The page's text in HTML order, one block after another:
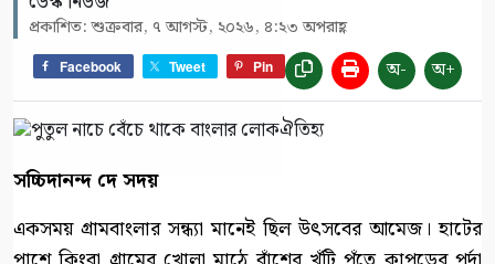
প্রকাশিত: শুক্রবার, ৭ আগস্ট, ২০২৬, ৪:২৩ অপরাহ্ণ
Facebook Tweet Pin অ- অ+
সচ্চিদানন্দ দে সদয়
একসময় গ্রামবাংলার সন্ধ্যা মানেই ছিল উৎসবের আমেজ। হাটের